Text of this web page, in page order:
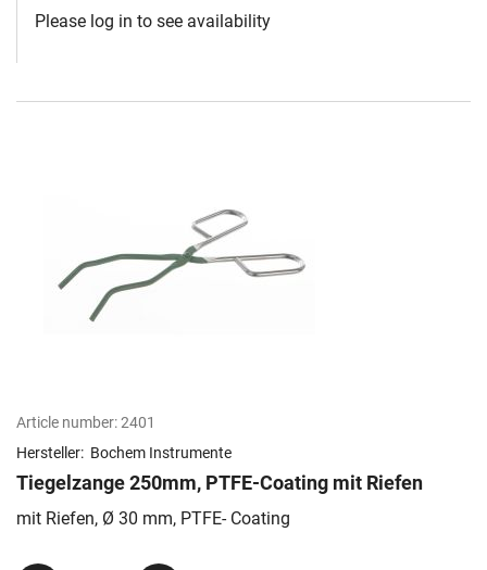
Please log in to see availability
Article number:2401
Hersteller: Bochem Instrumente
Tiegelzange 250mm, PTFE-Coating mit Riefen
mit Riefen, Ø 30 mm, PTFE- Coating